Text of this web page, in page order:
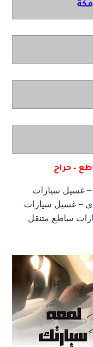
– حراج
– غسيل سيارات
– غسيل سيارات
ساطع متنقل